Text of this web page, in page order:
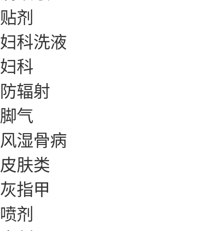
贴剂
妇科洗液
妇科
防辐射
脚气
风湿骨病
皮肤类
灰指甲
喷剂